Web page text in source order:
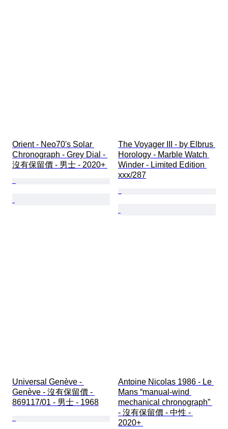
Orient - Neo70's Solar
Chronograph - Grey Dial -
沒有保留價 - 男士 - 2020+
The Voyager III - by Elbrus
Horology - Marble Watch
Winder - Limited Edition
xxx/287
Universal Genève -
Genève - 沒有保留價 -
869117/01 - 男士 - 1968
Antoine Nicolas 1986 - Le
Mans “manual-wind
mechanical chronograph”
- 沒有保留價 - 中性 -
2020+